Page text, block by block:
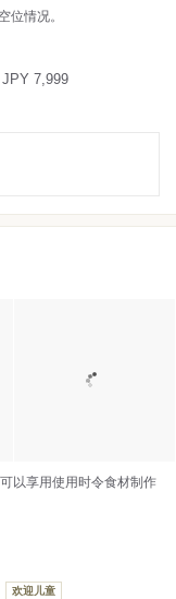
位情况。
7,999
以享用使用时令食材制作
欢迎儿童